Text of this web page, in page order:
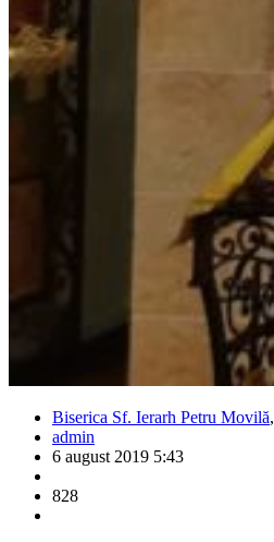
Biserica Sf. Ierarh Petru Movilă,
admin
6 august 2019 5:43
828